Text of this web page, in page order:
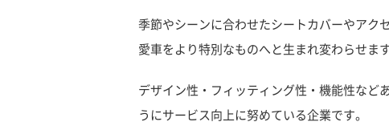
季節やシーンに合わせたシートカバーやアク
愛車をより特別なものへと生まれ変わらせます
デザイン性・フィッティング性・機能性など
うにサービス向上に努めている企業です。